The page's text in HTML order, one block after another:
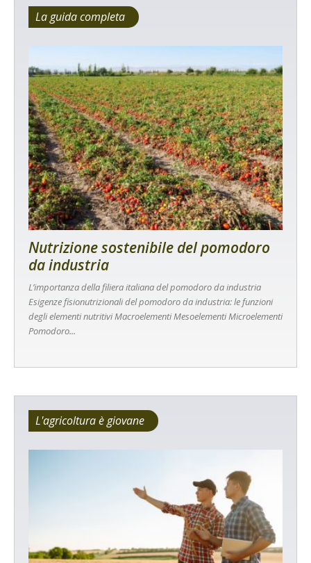
La guida completa
Nutrizione sostenibile del pomodoro
da industria
L’importanza della filiera italiana del pomodoro da industria
Esigenze fisionutrizionali del pomodoro da industria: le funzioni
degli elementi nutritivi Macroelementi Mesoelementi Microelementi
Pomodoro...
L'agricoltura è giovane